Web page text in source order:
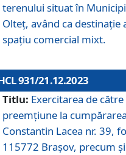
terenului situat în
Olteț, având ca
spațiu comercial mixt.
931/21.12.2023
Titlu: Exercitarea de
preemțiune la
Constantin Lacea nr. 39,
115772 Brașov, precum